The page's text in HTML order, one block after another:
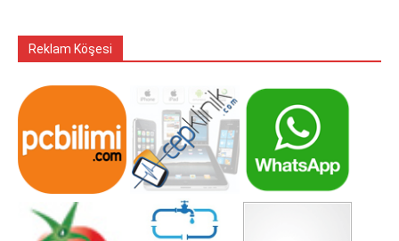
Reklam Köşesi